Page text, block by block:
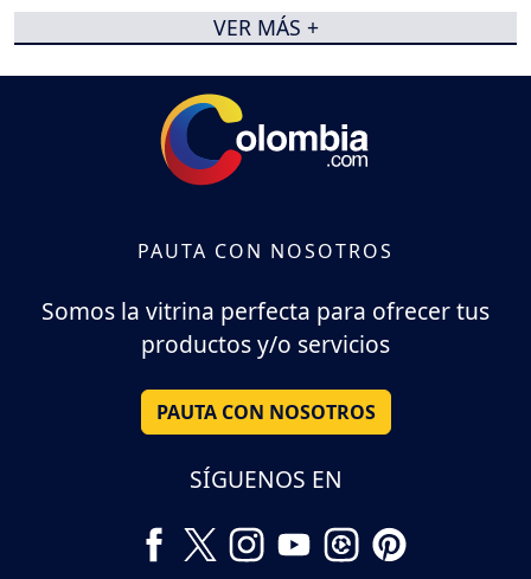
VER MÁS +
PAUTA CON NOSOTROS
Somos la vitrina perfecta para ofrecer tus
productos y/o servicios
PAUTA CON NOSOTROS
SÍGUENOS EN